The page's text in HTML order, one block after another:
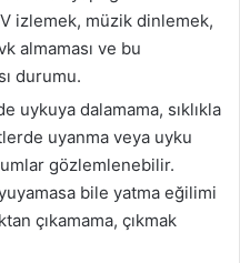
izlemek, müzik dinlemek,
almaması ve bu
durumu.
uykuya dalamama, sıklıkla
uyanma veya uyku
gözlemlenebilir.
bile yatma eğilimi
çıkamama, çıkmak